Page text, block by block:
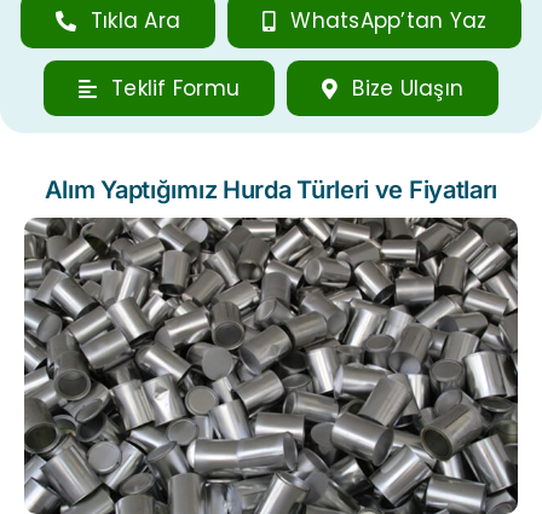
Tıkla Ara WhatsApp’tan Yaz
Teklif Formu Bize Ulaşın
Alım Yaptığımız Hurda Türleri ve Fiyatları